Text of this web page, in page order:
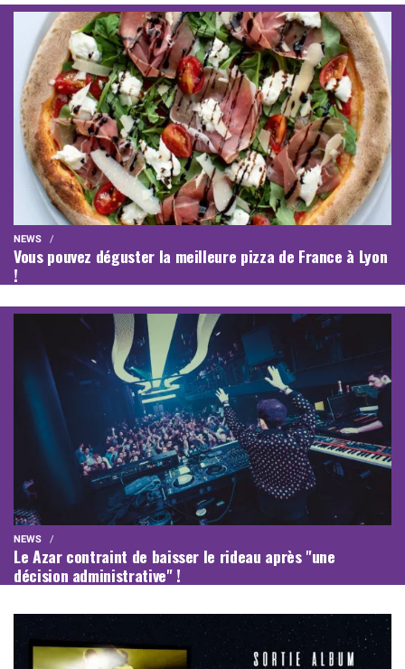
NEWS
Vous pouvez déguster la meilleure pizza de France à Lyon
!
NEWS
Le Azar contraint de baisser le rideau après "une
décision administrative" !